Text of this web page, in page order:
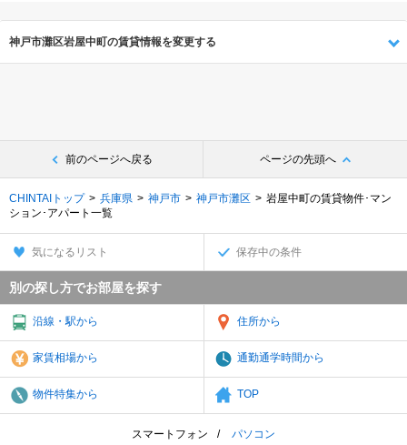
神戸市灘区岩屋中町の賃貸情報を変更する
前のページへ戻る ページの先頭へ
CHINTAIトップ 兵庫県 神戸市 神戸市灘区
岩屋中町の賃貸物件･マン
ション･アパート一覧
気になるリスト 保存中の条件
別の探し方でお部屋を探す
沿線・駅から 住所から
家賃相場から 通勤通学時間から
物件特集から TOP
スマートフォン パソコン